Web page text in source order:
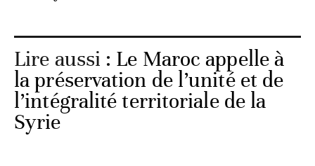
Lire aussi : Le Maroc appelle à
la préservation de l’unité et de
l’intégralité territoriale de la
Syrie